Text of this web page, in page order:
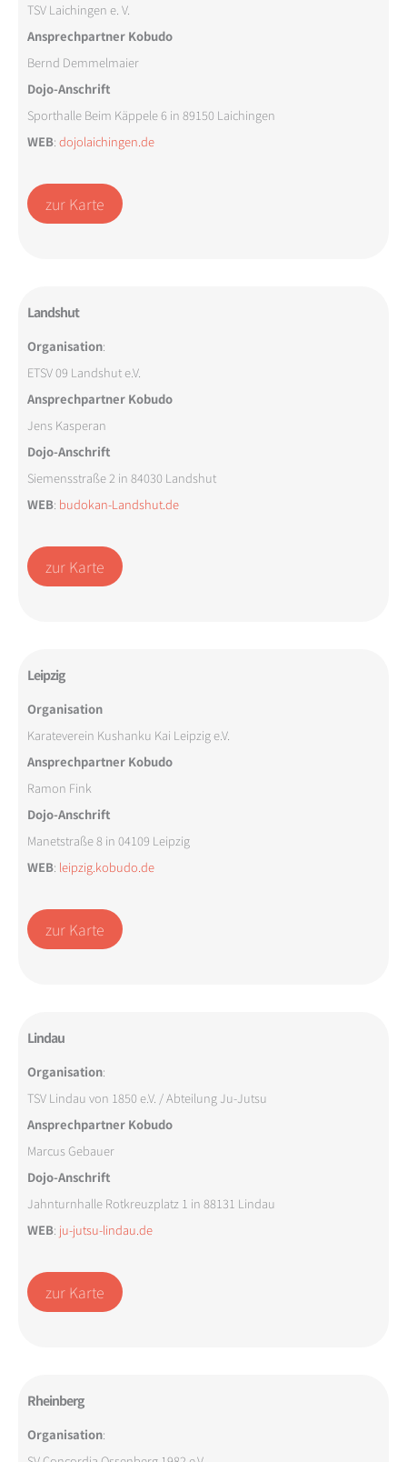
TSV Laichingen e. V.
Ansprechpartner Kobudo
Bernd Demmelmaier
Dojo-Anschrift
Sporthalle Beim Käppele 6 in 89150 Laichingen
WEB: dojolaichingen.de
zur Karte
Landshut
Organisation:
ETSV 09 Landshut e.V.
Ansprechpartner Kobudo
Jens Kasperan
Dojo-Anschrift
Siemensstraße 2 in 84030 Landshut
WEB: budokan-Landshut.de
zur Karte
Leipzig
Organisation
Karateverein Kushanku Kai Leipzig e.V.
Ansprechpartner Kobudo
Ramon Fink
Dojo-Anschrift
Manetstraße 8 in 04109 Leipzig
WEB: leipzig.kobudo.de
zur Karte
Lindau
Organisation:
TSV Lindau von 1850 e.V. / Abteilung Ju-Jutsu
Ansprechpartner Kobudo
Marcus Gebauer
Dojo-Anschrift
Jahnturnhalle Rotkreuzplatz 1 in 88131 Lindau
WEB: ju-jutsu-lindau.de
zur Karte
Rheinberg
Organisation: